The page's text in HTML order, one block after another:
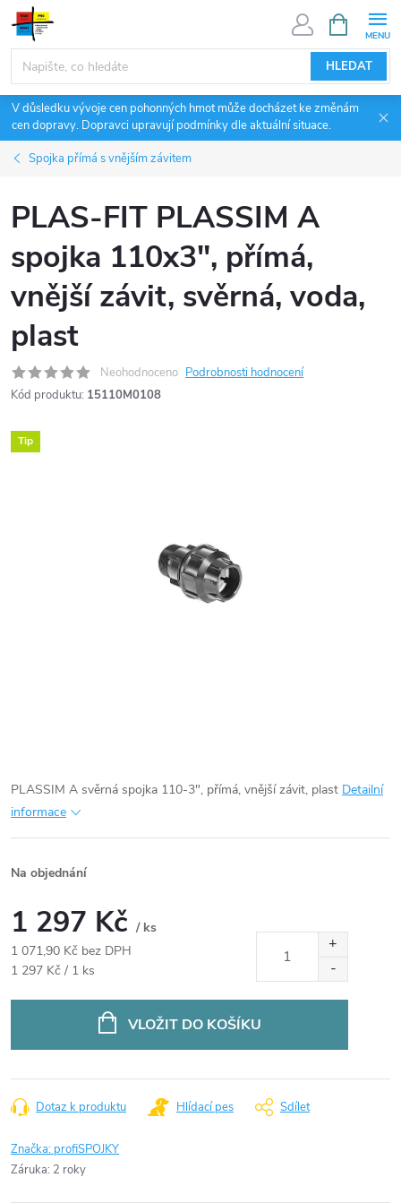
Přejít
obsah
HLEDAT
NÁKUPNÍ
KOŠÍK
V důsledku vývoje cen pohonných hmot může docházet ke změnám
cen dopravy. Dopravci upravují podmínky dle aktuální situace.
Spojka přímá s vnějším závitem
PLAS-FIT PLASSIM A
spojka 110x3", přímá,
vnější závit, svěrná, voda,
plast
Neohodnoceno Podrobnosti hodnocení
Kód produktu: 15110M0108
Tip
PLASSIM A svěrná spojka 110-3", přímá, vnější závit, plast Detailní
informace
Na objednání
1 297 Kč / ks
1 071,90 Kč bez DPH
Měrná
1 297 Kč / 1 ks
VLOŽIT DO KOŠÍKU
Dotaz k produktu Hlídací pes Sdílet
Značka: profiSPOJKY
Záruka: 2 roky